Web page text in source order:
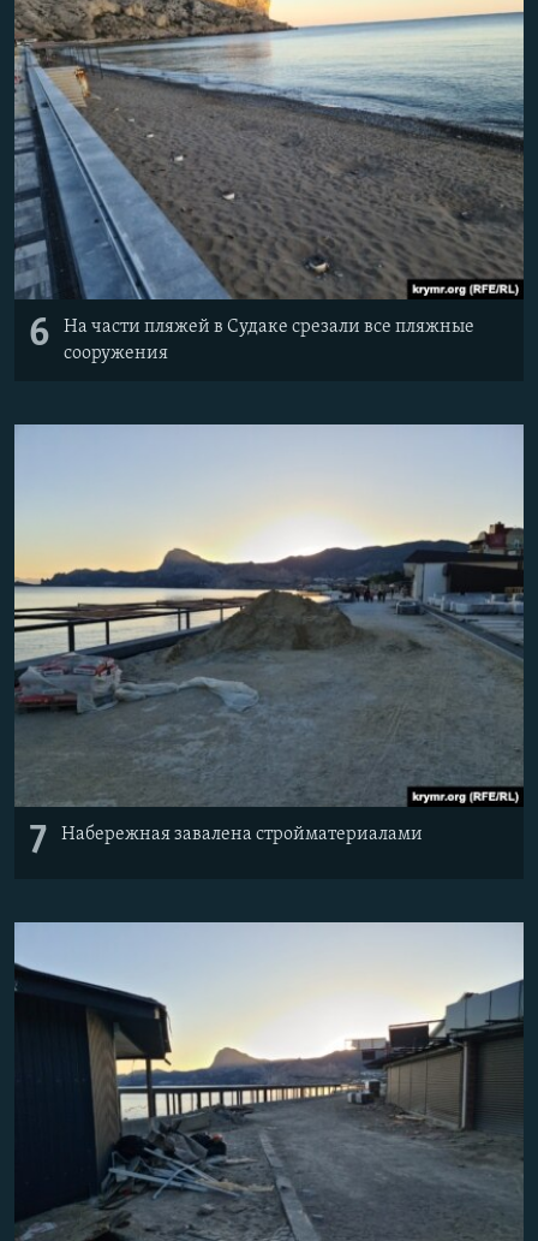
6
На части пляжей в Судаке срезали все пляжные
сооружения
7 Набережная завалена стройматериалами